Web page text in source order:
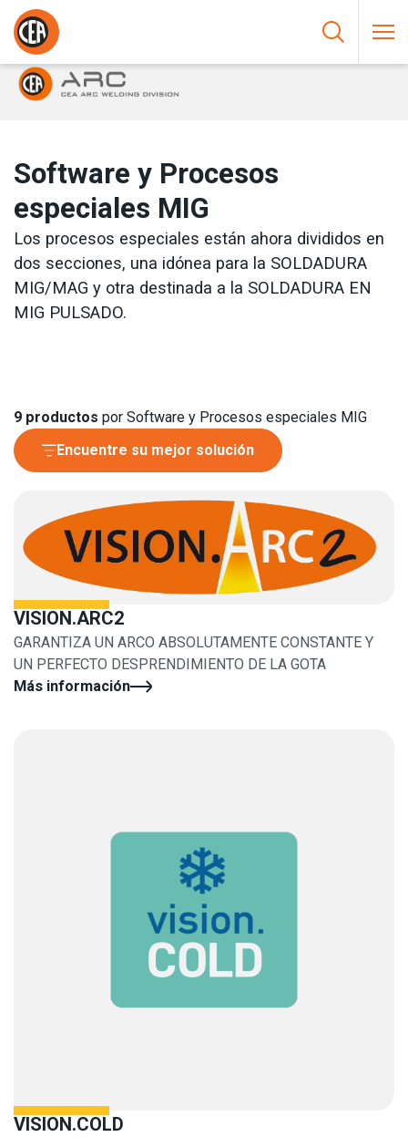
Saltar al contenido
HOME/
ESPECIALES MIG
Software y Procesos
especiales MIG
Los procesos especiales están ahora divididos en
dos secciones, una idónea para la SOLDADURA
MIG/MAG y otra destinada a la SOLDADURA EN
MIG PULSADO.
9 productos por Software y Procesos especiales MIG
Encuentre su mejor solución
VISION.ARC2
GARANTIZA UN ARCO ABSOLUTAMENTE CONSTANTE Y
UN PERFECTO DESPRENDIMIENTO DE LA GOTA
Más información
VISION.COLD